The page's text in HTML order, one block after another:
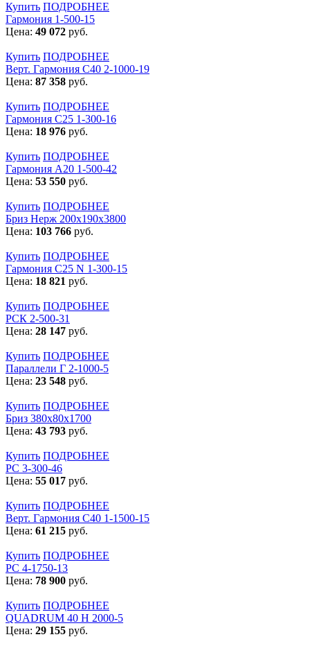
Купить ПОДРОБНЕЕ
Гармония 1-500-15
Цена: 49 072 руб.
Купить ПОДРОБНЕЕ
Верт. Гармония С40 2-1000-19
Цена: 87 358 руб.
Купить ПОДРОБНЕЕ
Гармония С25 1-300-16
Цена: 18 976 руб.
Купить ПОДРОБНЕЕ
Гармония А20 1-500-42
Цена: 53 550 руб.
Купить ПОДРОБНЕЕ
Бриз Нерж 200х190х3800
Цена: 103 766 руб.
Купить ПОДРОБНЕЕ
Гармония С25 N 1-300-15
Цена: 18 821 руб.
Купить ПОДРОБНЕЕ
РСК 2-500-31
Цена: 28 147 руб.
Купить ПОДРОБНЕЕ
Параллели Г 2-1000-5
Цена: 23 548 руб.
Купить ПОДРОБНЕЕ
Бриз 380х80х1700
Цена: 43 793 руб.
Купить ПОДРОБНЕЕ
РС 3-300-46
Цена: 55 017 руб.
Купить ПОДРОБНЕЕ
Верт. Гармония С40 1-1500-15
Цена: 61 215 руб.
Купить ПОДРОБНЕЕ
РС 4-1750-13
Цена: 78 900 руб.
Купить ПОДРОБНЕЕ
QUADRUM 40 H 2000-5
Цена: 29 155 руб.